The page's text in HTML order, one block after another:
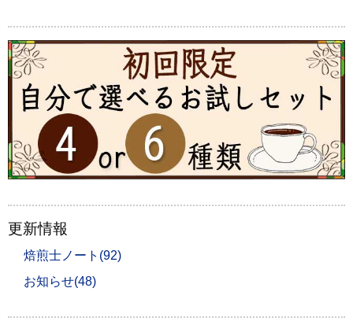
更新情報
焙煎士ノート(92)
お知らせ(48)